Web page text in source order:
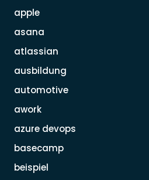
apple
asana
atlassian
ausbildung
automotive
awork
azure devops
basecamp
beispiel